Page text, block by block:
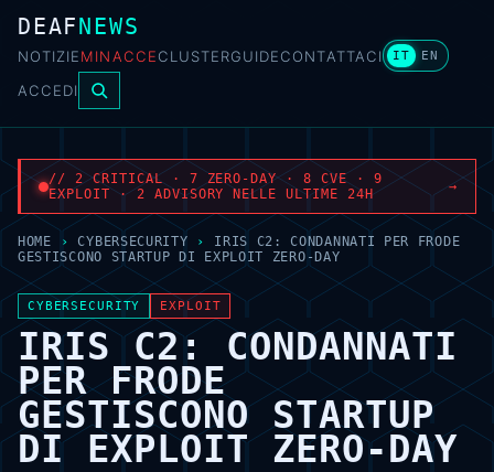
DEAFNEWS
NOTIZIEMINACCECLUSTERGUIDECONTATTACI IT EN
ACCEDI
// 2 CRITICAL · 7 ZERO-DAY · 8 CVE · 9
EXPLOIT · 2 ADVISORY NELLE ULTIME 24H
→
HOME › CYBERSECURITY ›
IRIS C2: CONDANNATI PER FRODE
GESTISCONO STARTUP DI EXPLOIT ZERO-DAY
CYBERSECURITY EXPLOIT
IRIS C2: CONDANNATI
PER FRODE
GESTISCONO STARTUP
DI EXPLOIT ZERO-DAY